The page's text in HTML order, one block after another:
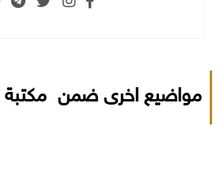
مواضيع اخرى ضمن مكتبة